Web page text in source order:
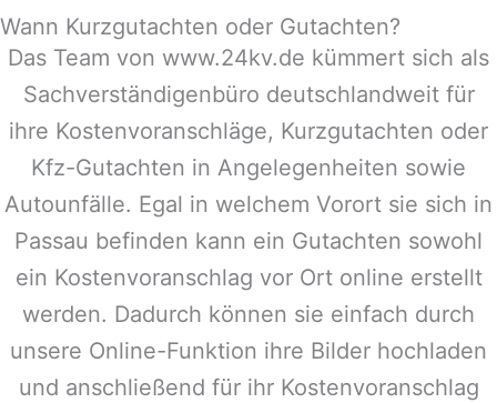
Wann Kurzgutachten oder Gutachten?
Das Team von www.24kv.de kümmert sich als
Sachverständigenbüro deutschlandweit für
ihre Kostenvoranschläge, Kurzgutachten oder
Kfz-Gutachten in Angelegenheiten sowie
Autounfälle. Egal in welchem Vorort sie sich in
Passau befinden kann ein Gutachten sowohl
ein Kostenvoranschlag vor Ort online erstellt
werden. Dadurch können sie einfach durch
unsere Online-Funktion ihre Bilder hochladen
und anschließend für ihr Kostenvoranschlag